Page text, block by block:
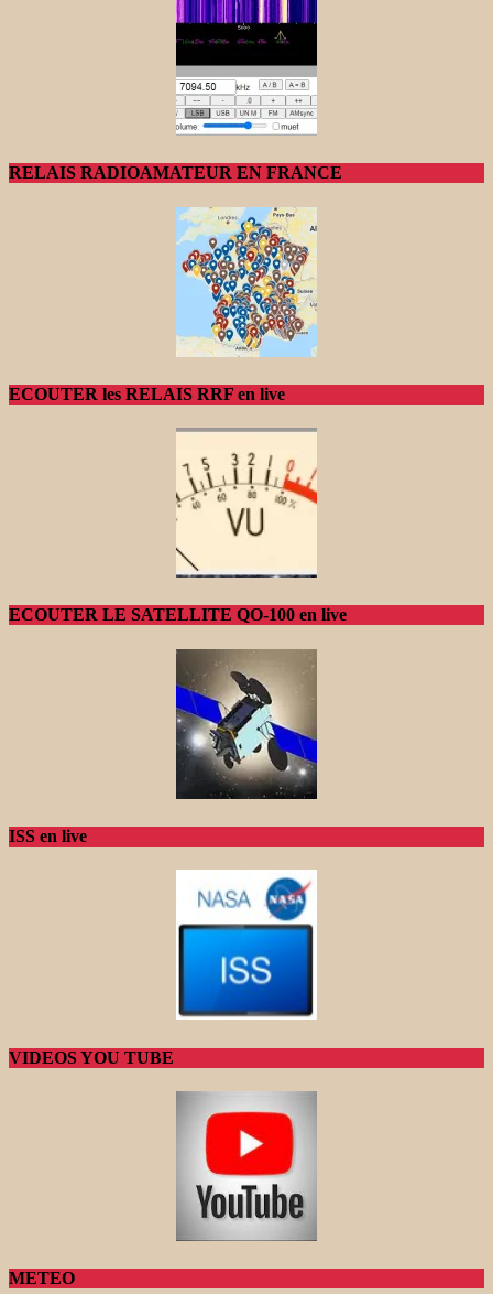
RELAIS RADIOAMATEUR EN FRANCE
ECOUTER les RELAIS RRF en live
ECOUTER LE SATELLITE QO-100 en live
ISS en live
VIDEOS YOU TUBE
METEO